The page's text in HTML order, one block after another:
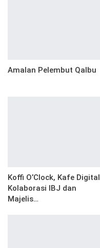
Amalan Pelembut Qalbu
Koffi O’Clock, Kafe Digital
Kolaborasi IBJ dan
Majelis…